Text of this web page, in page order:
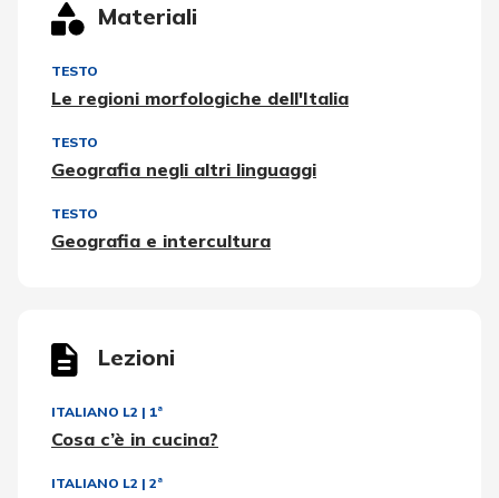
Materiali
TESTO
Le regioni morfologiche dell'Italia
TESTO
Geografia negli altri linguaggi
TESTO
Geografia e intercultura
Lezioni
ITALIANO L2 | 1ª
Cosa c’è in cucina?
ITALIANO L2 | 2ª